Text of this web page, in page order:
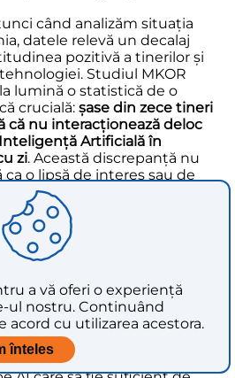
când analizăm situația
datele relevă un decalaj
pozitivă a tinerilor și
Studiul MKOR
lumină o statistică de o
crucială: șase din zece tineri
că nu interacționează deloc
Artificială în
zi. Această discrepanță nu
o lipsă de interes sau de
din partea Generației Z.
arată că tinerii români sunt
adopte aceste tehnologii,
e-commerce-ului.
logică este că problema nu
(consumatorii), ci la nivelul
de adopție a AI în
o sub-utilizare a
către companiile de pe
de retail, cu câteva
tinerilor consumatori
a vă oferi o experiență
ul nostru. Continuând
acord cu utilizarea acestora.
înteles